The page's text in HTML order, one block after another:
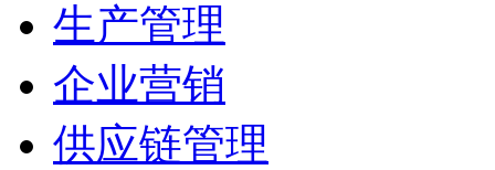
生产管理
企业营销
供应链管理